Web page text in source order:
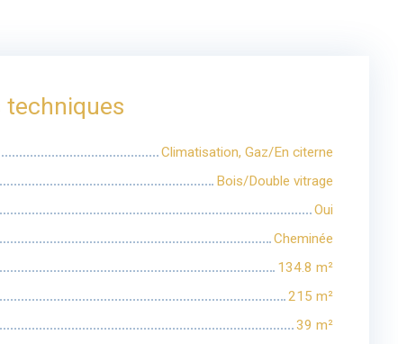
techniques
Climatisation, Gaz/En citerne
Bois/Double vitrage
Oui
Cheminée
134.8 m²
215 m²
39 m²